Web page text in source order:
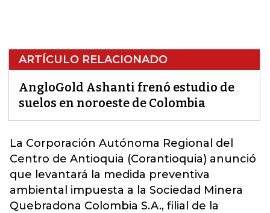
ARTÍCULO RELACIONADO
AngloGold Ashanti frenó estudio de
suelos en noroeste de Colombia
La Corporación Autónoma Regional del
Centro de Antioquia (Corantioquia) anunció
que levantará la medida preventiva
ambiental impuesta a la Sociedad Minera
Quebradona Colombia S.A., filial de la